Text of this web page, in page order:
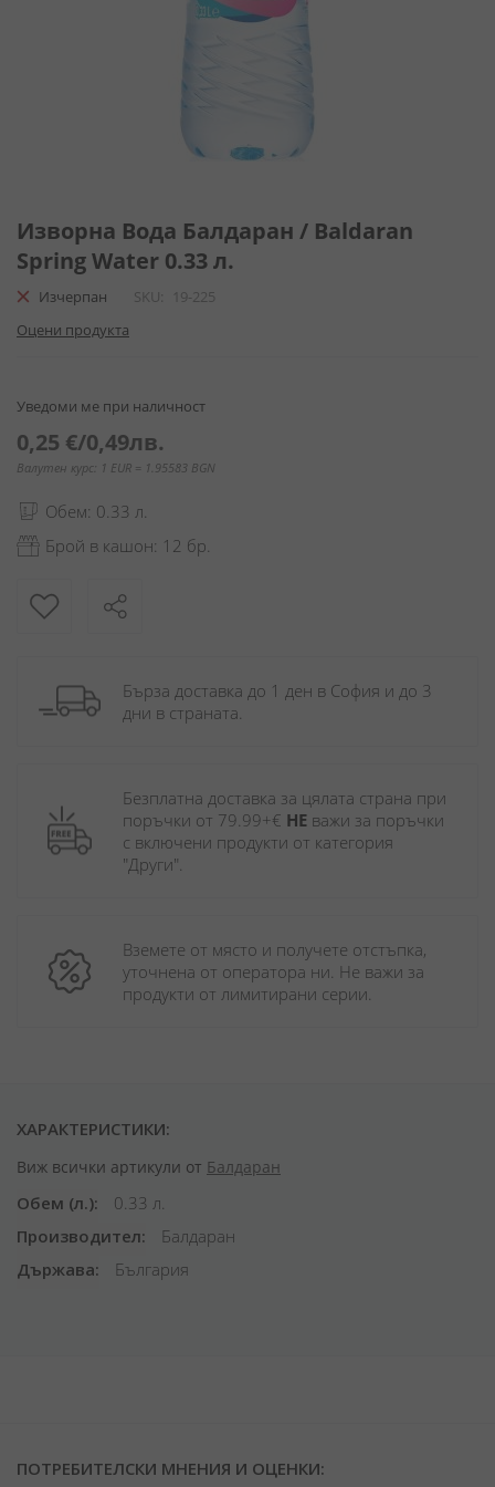
към
началото
на
галерия
снимки
Изворна Вода Балдаран / Baldaran
Spring Water 0.33 л.
Изчерпан SKU
19-225
Оцени продукта
Уведоми ме при наличност
0,25 €/0,49лв.
Валутен курс: 1 EUR = 1.95583 BGN
Обем: 0.33 л.
Брой в кашон: 12 бр.
Бърза доставка до 1 ден в София и до 3
дни в страната.
Безплатна доставка за цялата страна при
поръчки от 79.99+€ НЕ важи за поръчки
с включени продукти от категория
"Други".
Вземете от място и получете отстъпка,
уточнена от оператора ни. Не важи за
продукти от лимитирани серии.
ХАРАКТЕРИСТИКИ:
Виж всички артикули от Балдаран
Обем (л.)
0.33 л.
Производител
Балдаран
Държава
България
ПОТРЕБИТЕЛСКИ МНЕНИЯ И ОЦЕНКИ: